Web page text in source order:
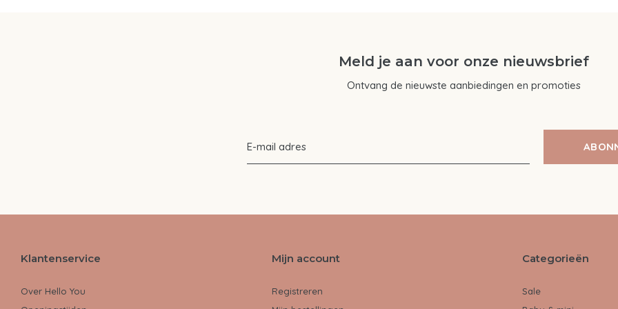
Meld je aan voor onze nieuwsbrief
Ontvang de nieuwste aanbiedingen en promoties
Klantenservice
Over Hello You
Mijn account
Registreren
Categorieën
Sale